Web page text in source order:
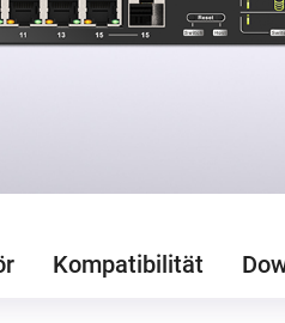
Kompatibilität